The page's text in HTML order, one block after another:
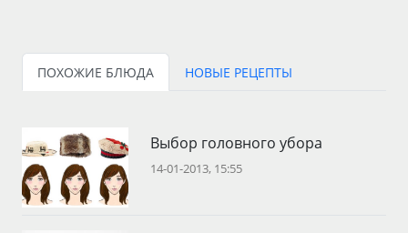
ПОХОЖИЕ БЛЮДА НОВЫЕ РЕЦЕПТЫ
Выбор головного убора
14-01-2013, 15:55